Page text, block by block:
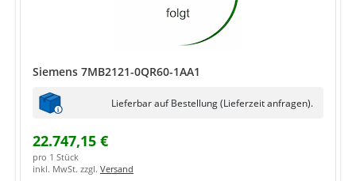
Siemens 7MB2121-0QR60-1AA1
Lieferbar auf Bestellung (Lieferzeit anfragen).
22.747,15 €
pro 1 Stück
inkl. MwSt. zzgl. Versand